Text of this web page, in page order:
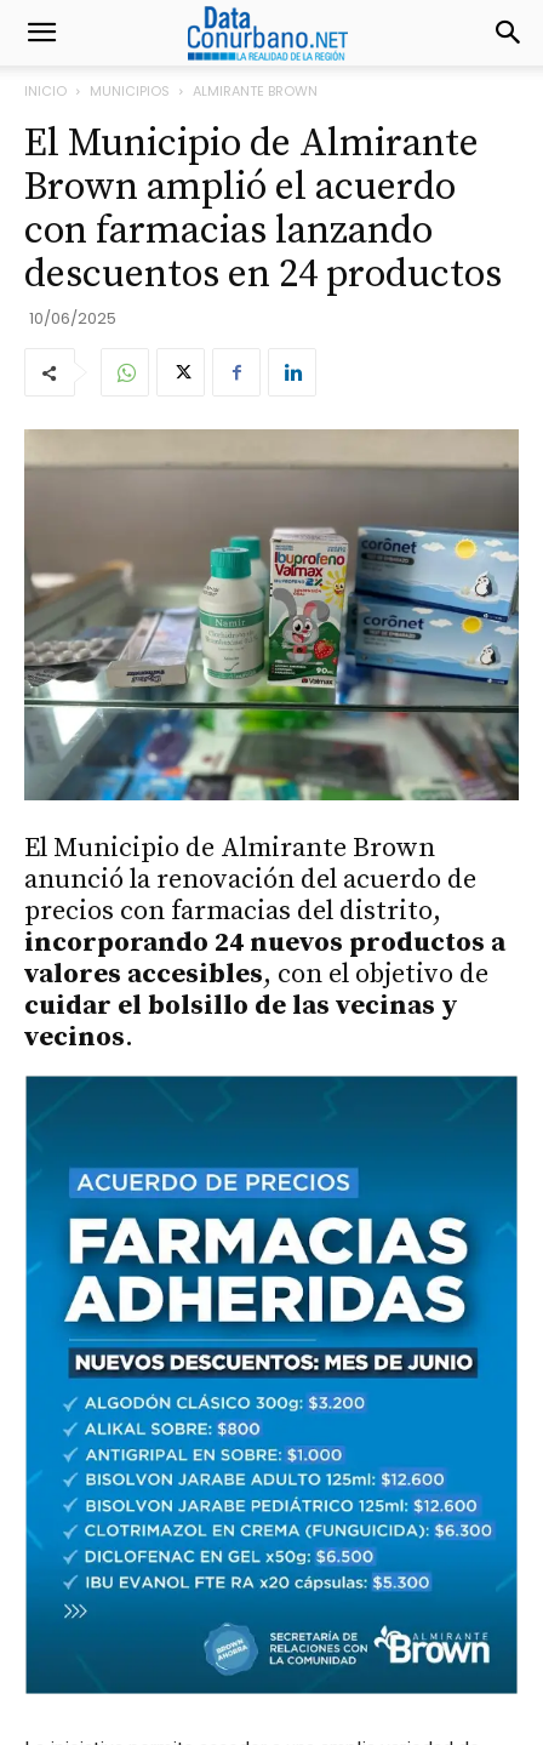
INICIO MUNICIPIOS ALMIRANTE BROWN
El Municipio de Almirante
Brown amplió el acuerdo
con farmacias lanzando
descuentos en 24 productos
10/06/2025
El Municipio de Almirante Brown
anunció la renovación del acuerdo de
precios con farmacias del distrito,
incorporando 24 nuevos productos a
valores accesibles, con el objetivo de
cuidar el bolsillo de las vecinas y
vecinos.